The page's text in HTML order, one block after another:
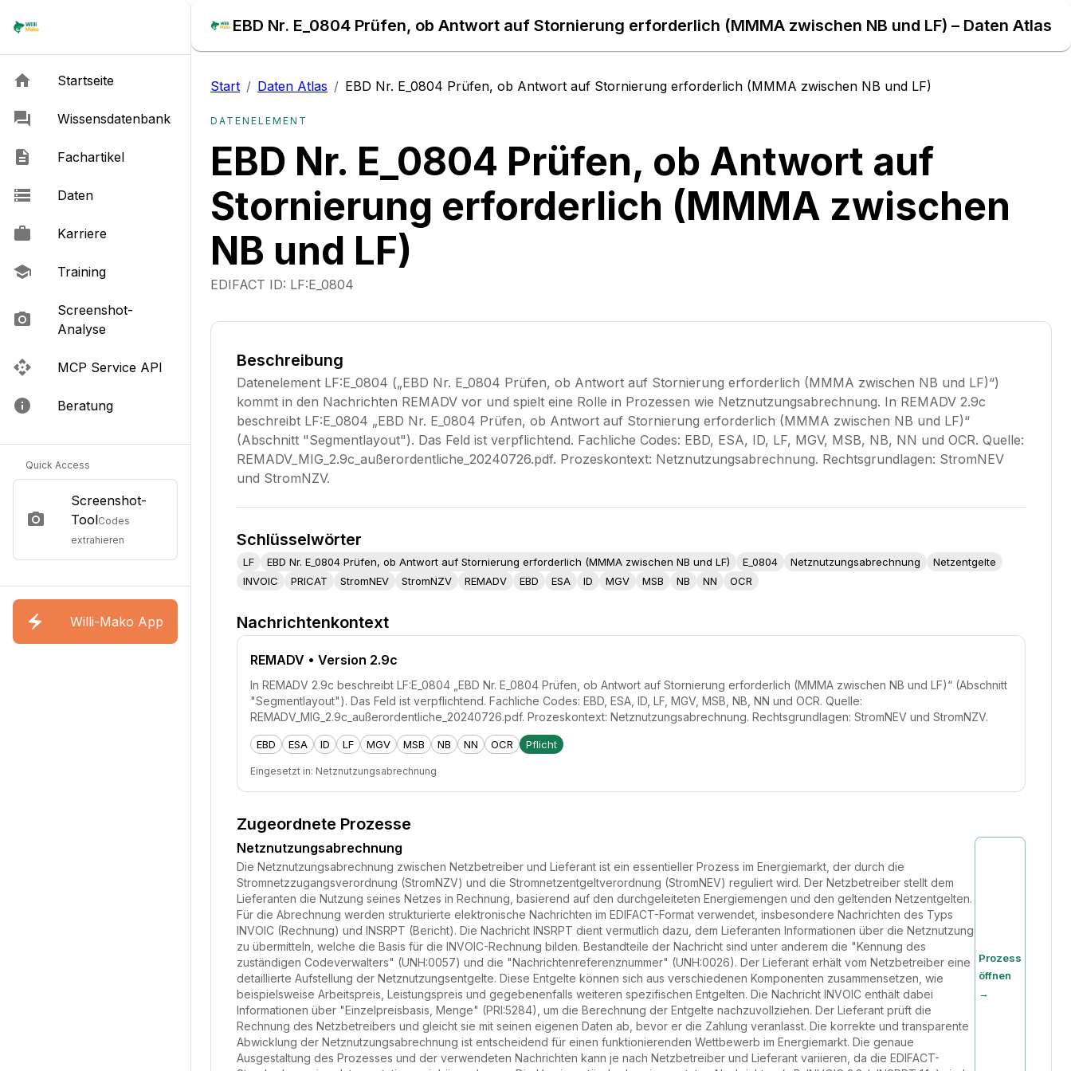
EBD Nr. E_0804 Prüfen, ob Antwort auf Stornierung erforderlich (MMMA zwischen NB und LF) – Daten Atlas
Startseite
Wissensdatenbank
Fachartikel
Daten
Karriere
Training
Screenshot-
Analyse
MCP Service API
Beratung
Quick Access
Screenshot-
ToolCodes
extrahieren
Willi-Mako App
Start / Daten Atlas / EBD Nr. E_0804 Prüfen, ob Antwort auf Stornierung erforderlich (MMMA zwischen NB und LF)
DATENELEMENT
EBD Nr. E_0804 Prüfen, ob Antwort auf
Stornierung erforderlich (MMMA zwischen
NB und LF)
EDIFACT ID: LF:E_0804
Beschreibung
Datenelement LF:E_0804 („EBD Nr. E_0804 Prüfen, ob Antwort auf Stornierung erforderlich (MMMA zwischen NB und LF)“)
kommt in den Nachrichten REMADV vor und spielt eine Rolle in Prozessen wie Netznutzungsabrechnung. In REMADV 2.9c
beschreibt LF:E_0804 „EBD Nr. E_0804 Prüfen, ob Antwort auf Stornierung erforderlich (MMMA zwischen NB und LF)“
(Abschnitt "Segmentlayout"). Das Feld ist verpflichtend. Fachliche Codes: EBD, ESA, ID, LF, MGV, MSB, NB, NN und OCR. Quelle:
REMADV_MIG_2.9c_außerordentliche_20240726.pdf. Prozeskontext: Netznutzungsabrechnung. Rechtsgrundlagen: StromNEV
und StromNZV.
Schlüsselwörter
LF EBD Nr. E_0804 Prüfen, ob Antwort auf Stornierung erforderlich (MMMA zwischen NB und LF) E_0804 Netznutzungsabrechnung
Netzentgelte
INVOIC
PRICAT StromNEV StromNZV REMADV EBD ESA ID MGV MSB NB NN OCR
Nachrichtenkontext
REMADV • Version 2.9c
In REMADV 2.9c beschreibt LF:E_0804 „EBD Nr. E_0804 Prüfen, ob Antwort auf Stornierung erforderlich (MMMA zwischen NB und LF)“ (Abschnitt
"Segmentlayout"). Das Feld ist verpflichtend. Fachliche Codes: EBD, ESA, ID, LF, MGV, MSB, NB, NN und OCR. Quelle:
REMADV_MIG_2.9c_außerordentliche_20240726.pdf. Prozeskontext: Netznutzungsabrechnung. Rechtsgrundlagen: StromNEV und StromNZV.
EBD ESA ID LF MGV MSB NB NN OCR Pflicht
Eingesetzt in: Netznutzungsabrechnung
Zugeordnete Prozesse
Netznutzungsabrechnung
Die Netznutzungsabrechnung zwischen Netzbetreiber und Lieferant ist ein essentieller Prozess im Energiemarkt, der durch die
Stromnetzzugangsverordnung (StromNZV) und die Stromnetzentgeltverordnung (StromNEV) reguliert wird. Der Netzbetreiber stellt dem
Lieferanten die Nutzung seines Netzes in Rechnung, basierend auf den durchgeleiteten Energiemengen und den geltenden Netzentgelten.
Für die Abrechnung werden strukturierte elektronische Nachrichten im EDIFACT-Format verwendet, insbesondere Nachrichten des Typs
INVOIC (Rechnung) und INSRPT (Bericht). Die Nachricht INSRPT dient vermutlich dazu, dem Lieferanten Informationen über die Netznutzung
zu übermitteln, welche die Basis für die INVOIC-Rechnung bilden. Bestandteile der Nachricht sind unter anderem die "Kennung des
zuständigen Codeverwalters" (UNH:0057) und die "Nachrichtenreferenznummer" (UNH:0026). Der Lieferant erhält vom Netzbetreiber eine
detaillierte Aufstellung der Netznutzungsentgelte. Diese Entgelte können sich aus verschiedenen Komponenten zusammensetzen, wie
beispielsweise Arbeitspreis, Leistungspreis und gegebenenfalls weiteren spezifischen Entgelten. Die Nachricht INVOIC enthält dabei
Informationen über "Einzelpreisbasis, Menge" (PRI:5284), um die Berechnung der Entgelte nachzuvollziehen. Der Lieferant prüft die
Rechnung des Netzbetreibers und gleicht sie mit seinen eigenen Daten ab, bevor er die Zahlung veranlasst. Die korrekte und transparente
Abwicklung der Netznutzungsabrechnung ist entscheidend für einen funktionierenden Wettbewerb im Energiemarkt. Die genaue
Ausgestaltung des Prozesses und der verwendeten Nachrichten kann je nach Netzbetreiber und Lieferant variieren, da die EDIFACT-
Prozess
öffnen
→